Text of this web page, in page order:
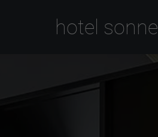
hotel sonne